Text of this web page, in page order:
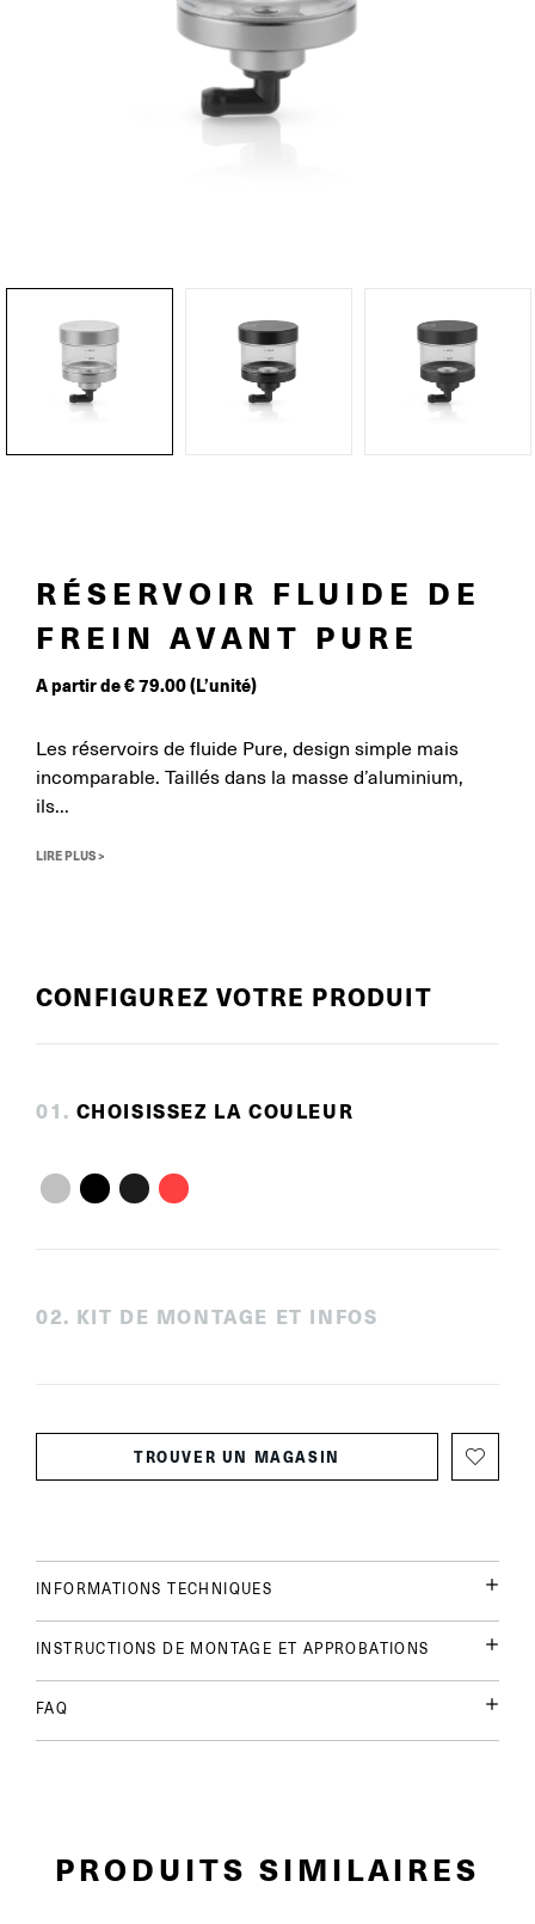
RÉSERVOIR FLUIDE DE
FREIN AVANT PURE
A partir de€79.00(L’unité)
Les réservoirs de fluide Pure, design simple mais
incomparable. Taillés dans la masse d’aluminium,
ils...
LIRE PLUS >
CONFIGUREZ VOTRE PRODUIT
01 . CHOISISSEZ LA COULEUR
02. KIT DE MONTAGE ET INFOS
TROUVER UN MAGASIN
INFORMATIONS TECHNIQUES
INSTRUCTIONS DE MONTAGE ET APPROBATIONS
FAQ
PRODUITS SIMILAIRES